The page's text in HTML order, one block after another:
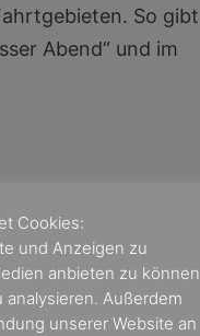
So gibt
Abend“ und im
NÄCHSTER BEITRAG
am Mittelmeer
Cookies:
und Anzeigen zu
anbieten zu können
Außerdem
unserer Website an